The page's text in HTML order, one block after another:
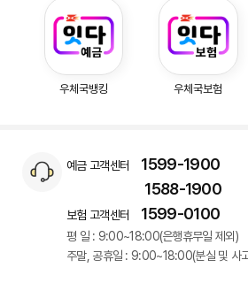
우체국뱅킹 우체국보험
예금 고객센터
1599-1900
1588-1900
보험 고객센터 1599-0100
평 일 : 9:00~18:00(은행휴무일 제외)
주말, 공휴일 : 9:00~18:00(분실 및 사